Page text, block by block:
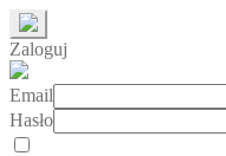
Zaloguj
Email
Hasło